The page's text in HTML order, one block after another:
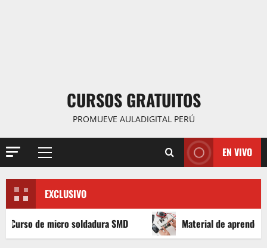
CURSOS GRATUITOS
PROMUEVE AULADIGITAL PERÚ
Menú
EN VIVO
EXCLUSIVO
soldadura SMD Material de aprender a leer